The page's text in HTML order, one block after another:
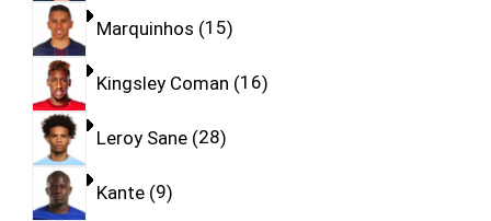
Marquinhos 15
Kingsley Coman 16
Leroy Sane 28
Kante 9